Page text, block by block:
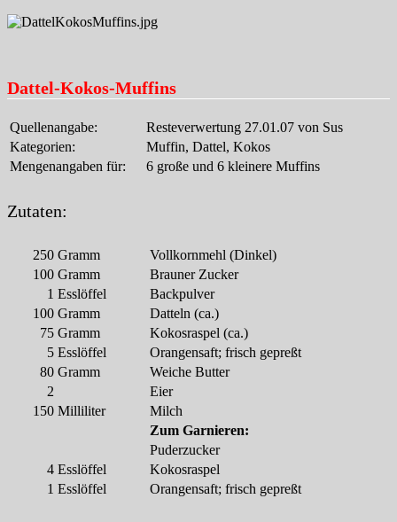
Dattel-Kokos-Muffins
Quellenangabe:
Resteverwertung 27.01.07 von Sus
Kategorien:
Muffin, Dattel, Kokos
Mengenangaben für:
6 große und 6 kleinere Muffins
Zutaten:
250 Gramm
Vollkornmehl (Dinkel)
100 Gramm
Brauner Zucker
1 Esslöffel
Backpulver
100 Gramm
Datteln (ca.)
75 Gramm
Kokosraspel (ca.)
5 Esslöffel
Orangensaft; frisch gepreßt
80 Gramm
Weiche Butter
2
Eier
150 Milliliter
Milch
Zum Garnieren:
Puderzucker
4 Esslöffel
Kokosraspel
1 Esslöffel Orangensaft; frisch gepreßt